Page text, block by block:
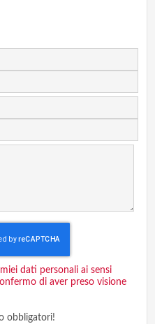
dati personali ai sensi
di aver preso visione
obbligatori!